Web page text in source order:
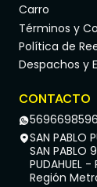
Carro
Términos y
Política de
Despachos y
CONTACTO
SAN PABLO
SAN PABLO
PUDAHUEL
Región